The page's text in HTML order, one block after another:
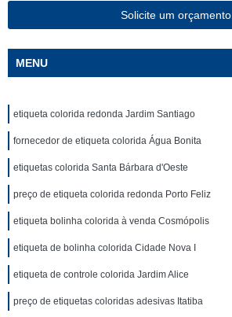
Solicite um orçamento
MENU
etiqueta colorida redonda Jardim Santiago
fornecedor de etiqueta colorida Água Bonita
etiquetas colorida Santa Bárbara d'Oeste
preço de etiqueta colorida redonda Porto Feliz
etiqueta bolinha colorida à venda Cosmópolis
etiqueta de bolinha colorida Cidade Nova I
etiqueta de controle colorida Jardim Alice
preço de etiquetas coloridas adesivas Itatiba